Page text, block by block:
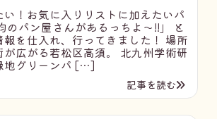
！お気に入りリストに加えたいパ
のパン屋さんがあるっちよ～!!」 と
報を仕入れ、行ってきました！ 場所
が広がる若松区高須。 北九州学術研
地グリーンパ […]
記事を読む